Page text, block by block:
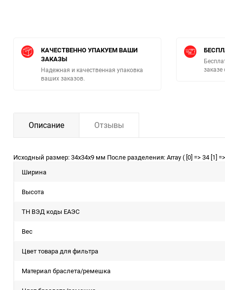
КАЧЕСТВЕННО УПАКУЕМ ВАШИ
ЗАКАЗЫ
Надежная и качественная упаковка
ваших заказов.
заказе
Описание Отзывы
Исходный размер: 34x34x9 мм После разделения: Array ( [0] => 34 [1]
Ширина
Высота
ТН ВЭД коды ЕАЭС
Вес
Цвет товара для фильтра
Материал браслета/ремешка